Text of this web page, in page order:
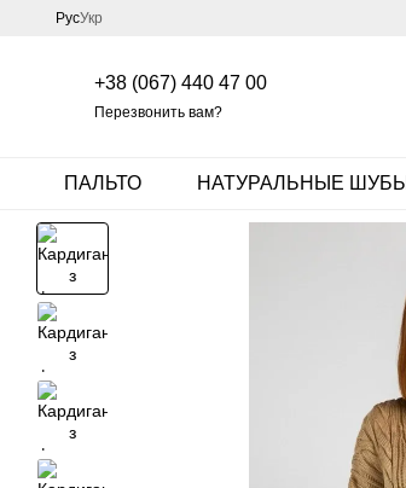
Перейти к основному контенту
РусУкр
+38 (067) 440 47 00
Перезвонить вам?
ПАЛЬТО НАТУРАЛЬНЫЕ ШУБЫ